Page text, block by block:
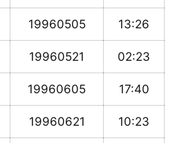
19960505 13:26
19960521 02:23
19960605 17:40
19960621 10:23